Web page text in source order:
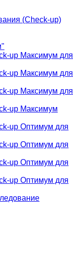
(Check-up)
up Максимум для
up Максимум для
up Максимум для
up Максимум
up Оптимум для
up Оптимум для
up Оптимум для
up Оптимум для